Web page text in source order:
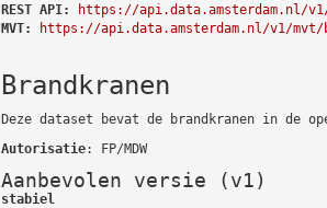
REST API:
https://api.data.amsterdam.nl/v1/
MVT:
https://api.data.amsterdam.nl/v1/mvt/
Brandkranen
Deze dataset bevat de brandkranen in de
Autorisatie: FP/MDW
Aanbevolen versie (v1)
stabiel